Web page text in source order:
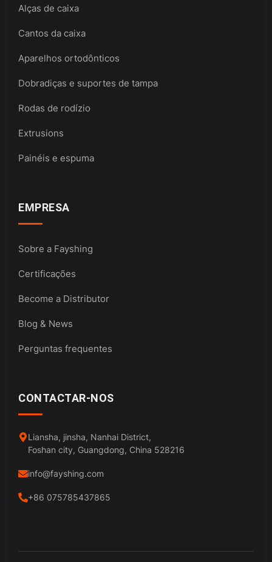
Alças de caixa
Cantos da caixa
Aparelhos ortodônticos
Dobradiças e suportes de tampa
Rodas de rodízio
Extrusions
Painéis e espuma
EMPRESA
Sobre a Fayshing
Certificações
Become a Distributor
Blog & News
Perguntas frequentes
CONTACTAR-NOS
Liansha, jinsha, Nanhai District,
Foshan city, Guangdong, China 528216
info@fayshing.com
+86 075785437865